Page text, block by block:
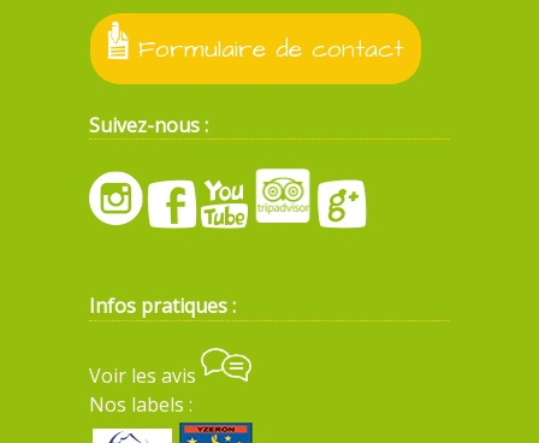
Formulaire de contact
Suivez-nous :
Infos pratiques :
Voir les avis
Nos labels :